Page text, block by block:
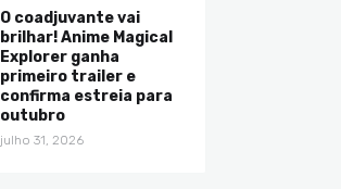
O coadjuvante vai
brilhar! Anime Magical
Explorer ganha
primeiro trailer e
confirma estreia para
outubro
julho 31, 2026